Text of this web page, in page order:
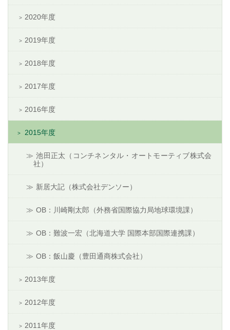
2020年度
2019年度
2018年度
2017年度
2016年度
2015年度
池田正太（コンチネンタル・オートモーティブ株式会
社）
新居大記（株式会社デンソー）
OB：川崎剛太郎（外務省国際協力局地球環境課）
OB：難波一宏（北海道大学 国際本部国際連携課）
OB：飯山慶（豊田通商株式会社）
2013年度
2012年度
2011年度